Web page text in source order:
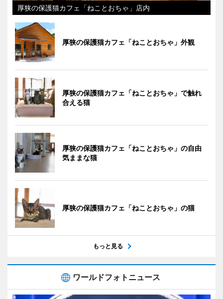
厚狭の保護猫カフェ「ねことおちゃ」店内
厚狭の保護猫カフェ「ねことおちゃ」外観
厚狭の保護猫カフェ「ねことおちゃ」で触れ
合える猫
厚狭の保護猫カフェ「ねことおちゃ」の自由
気ままな猫
厚狭の保護猫カフェ「ねことおちゃ」の猫
もっと見る
ワールドフォトニュース